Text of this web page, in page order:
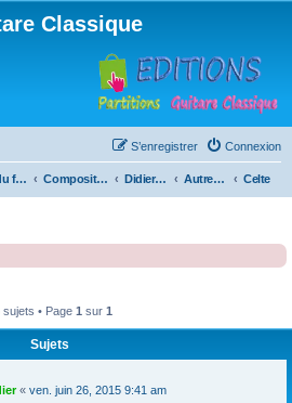
Classique
Connexion
S’enregistrer
Index du forum Compositions Didierland Autres musiques Celte
sujets • Page 1 sur 1
Sujets
« ven. juin 26, 2015 9:41 am